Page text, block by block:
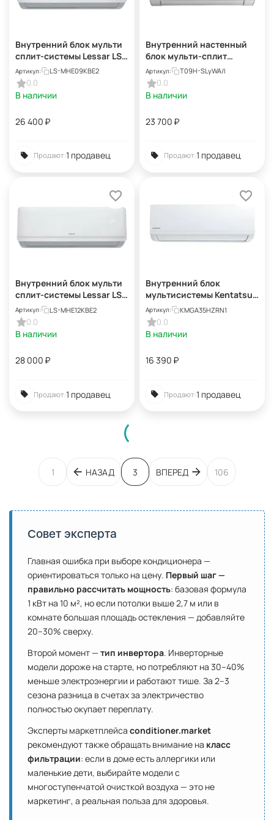
Внутренний блок мульти
сплит-системы Lessar LS-
MHE09KBE2 eMagic
Inverter
Артикул: LS-MHE09KBE2
0.0
В наличии
26 400 ₽
Продают:1 продавец
Внутренний настенный
блок мульти-сплит
системы Tosot Lyra T09H-
SLyWA/I
Артикул: T09H-SLyWA/I
0.0
В наличии
23 700 ₽
Продают:1 продавец
Внутренний блок мульти
сплит-системы Lessar LS-
MHE12KBE2 eMagic
Inverter
Артикул: LS-MHE12KBE2
0.0
В наличии
28 000 ₽
Продают:1 продавец
Внутренний блок
мультисистемы Kentatsu
KMGA35HZRN1
Артикул: KMGA35HZRN1
0.0
В наличии
16 390 ₽
Продают:1 продавец
1 НАЗАД 3 ВПЕРЕД 106
Совет эксперта
Главная ошибка при выборе кондиционера —
ориентироваться только на цену. Первый шаг —
правильно рассчитать мощность: базовая формула
1 кВт на 10 м², но если потолки выше 2,7 м или в
комнате большая площадь остекления — добавляйте
20–30% сверху.
Второй момент — тип инвертора. Инверторные
модели дороже на старте, но потребляют на 30–40%
меньше электроэнергии и работают тише. За 2–3
сезона разница в счетах за электричество
полностью окупает переплату.
Эксперты маркетплейса conditioner.market
рекомендуют также обращать внимание на класс
фильтрации: если в доме есть аллергики или
маленькие дети, выбирайте модели с
многоступенчатой очисткой воздуха — это не
маркетинг, а реальная польза для здоровья.